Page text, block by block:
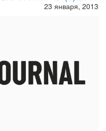
23 января, 2013